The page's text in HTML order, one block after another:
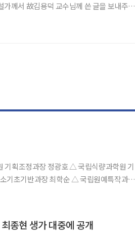
획조정과장 정광호 △ 국립식량과학원 기
기초기반과장 최학순 △ 국립원예특작과학
종현 생가 대중에 공개